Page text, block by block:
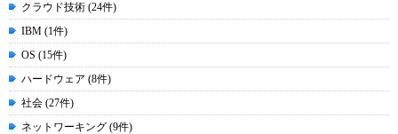
クラウド技術 (24件)
IBM (1件)
OS (15件)
ハードウェア (8件)
社会 (27件)
ネットワーキング (9件)